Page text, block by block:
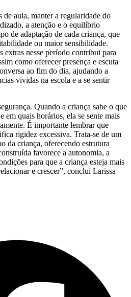
de aula, manter a regularidade do
a atenção e o equilíbrio
de adaptação de cada criança, que
ou maior sensibilidade.
extras nesse período contribui para
como oferecer presença e escuta
ao fim do dia, ajudando a
vividas na escola e a se sentir
Quando a criança sabe o que
em quais horários, ela se sente mais
É importante lembrar que
rigidez excessiva. Trata-se de um
da criança, oferecendo estrutura
favorece a autonomia, a
para que a criança esteja mais
e crescer”, conclui Larissa